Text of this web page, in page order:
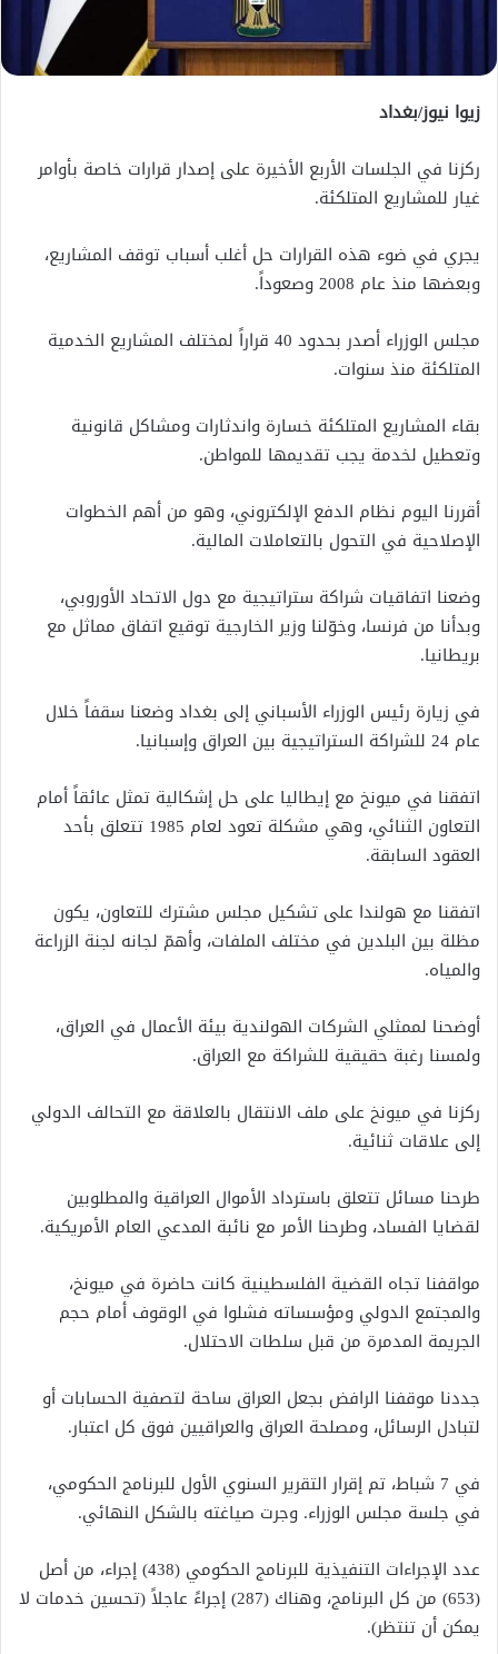
زيوا نيوز/بغداد
ركزنا في الجلسات الأربع الأخيرة على إصدار قرارات خاصة بأوامر
غيار للمشاريع المتلكئة.
يجري في ضوء هذه القرارات حل أغلب أسباب توقف المشاريع،
وبعضها منذ عام 2008 وصعوداً.
مجلس الوزراء أصدر بحدود 40 قراراً لمختلف المشاريع الخدمية
المتلكئة منذ سنوات.
بقاء المشاريع المتلكئة خسارة واندثارات ومشاكل قانونية
وتعطيل لخدمة يجب تقديمها للمواطن.
أقررنا اليوم نظام الدفع الإلكتروني، وهو من أهم الخطوات
الإصلاحية في التحول بالتعاملات المالية.
وضعنا اتفاقيات شراكة ستراتيجية مع دول الاتحاد الأوروبي،
وبدأنا من فرنسا، وخوّلنا وزير الخارجية توقيع اتفاق مماثل مع
بريطانيا.
في زيارة رئيس الوزراء الأسباني إلى بغداد وضعنا سقفاً خلال
عام 24 للشراكة الستراتيجية بين العراق وإسبانيا.
اتفقنا في ميونخ مع إيطاليا على حل إشكالية تمثل عائقاً أمام
التعاون الثنائي، وهي مشكلة تعود لعام 1985 تتعلق بأحد
العقود السابقة.
اتفقنا مع هولندا على تشكيل مجلس مشترك للتعاون، يكون
مظلة بين البلدين في مختلف الملفات، وأهمّ لجانه لجنة الزراعة
والمياه.
أوضحنا لممثلي الشركات الهولندية بيئة الأعمال في العراق،
ولمسنا رغبة حقيقية للشراكة مع العراق.
ركزنا في ميونخ على ملف الانتقال بالعلاقة مع التحالف الدولي
إلى علاقات ثنائية.
طرحنا مسائل تتعلق باسترداد الأموال العراقية والمطلوبين
لقضايا الفساد، وطرحنا الأمر مع نائبة المدعي العام الأمريكية.
مواقفنا تجاه القضية الفلسطينية كانت حاضرة في ميونخ،
والمجتمع الدولي ومؤسساته فشلوا في الوقوف أمام حجم
الجريمة المدمرة من قبل سلطات الاحتلال.
جددنا موقفنا الرافض بجعل العراق ساحة لتصفية الحسابات أو
لتبادل الرسائل، ومصلحة العراق والعراقيين فوق كل اعتبار.
في 7 شباط، تم إقرار التقرير السنوي الأول للبرنامج الحكومي،
في جلسة مجلس الوزراء. وجرت صياغته بالشكل النهائي.
عدد الإجراءات التنفيذية للبرنامج الحكومي (438) إجراء، من أصل
(653) من كل البرنامج، وهناك (287) إجراءً عاجلاً (تحسين خدمات لا
يمكن أن تنتظر).